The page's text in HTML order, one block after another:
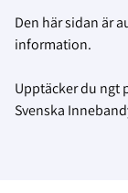
Den här sidan är
information.
Upptäcker du ngt
Svenska